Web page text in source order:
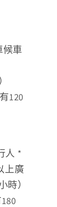
候車
120
人 *
上廣
時）